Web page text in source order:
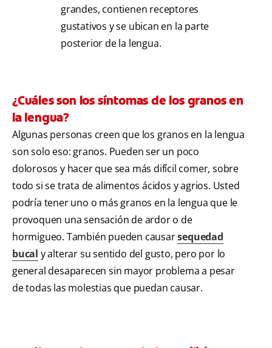
grandes, contienen receptores
gustativos y se ubican en la parte
posterior de la lengua.
¿Cuáles son los síntomas de los granos en
la lengua?
Algunas personas creen que los granos en la lengua
son solo eso: granos. Pueden ser un poco
dolorosos y hacer que sea más difícil comer, sobre
todo si se trata de alimentos ácidos y agrios. Usted
podría tener uno o más granos en la lengua que le
provoquen una sensación de ardor o de
hormigueo. También pueden causarsequedad
bucal y alterar su sentido del gusto, pero por lo
general desaparecen sin mayor problema a pesar
de todas las molestias que puedan causar.